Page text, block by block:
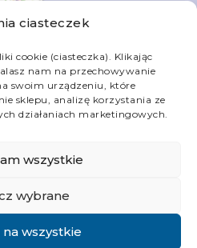
ciasteczek
cookie (ciasteczka). Klikając
nam na przechowywanie
swoim urządzeniu, które
sklepu, analizę korzystania ze
działaniach marketingowych.
wszystkie
wybrane
wszystkie